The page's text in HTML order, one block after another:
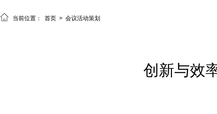
 当前位置： 首页 > 会议活动策划
创新与效